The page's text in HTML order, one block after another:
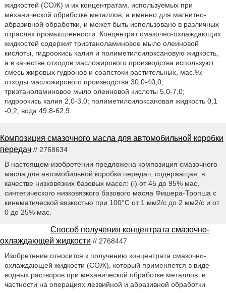
жидкостей (СОЖ) и их концентратам, используемых при
механической обработке металлов, а именно для магнитно-
абразивной обработки, и может быть использовано в различных
отраслях промышленности. Концентрат смазочно-охлаждающих
жидкостей содержит триэтаноламиновое мыло олеиновой
кислоты, гидроокись калия и полиметилсилоксановую жидкость,
а в качестве отходов масложирового производства используют
смесь жировых гудронов и соапстоки растительных, мас.%:
отходы масложирового производства 30,0-40,0;
триэтаноламиновое мыло олеиновой кислоты 5,0-7,0;
гидроокись калия 2,0-3,0; полиметилсилоксановая жидкость 0,1
-0,2; вода 49,8-62,9.
Композиция смазочного масла для автомобильной коробки
передач // 2768634
В настоящем изобретении предложена композиция смазочного
масла для автомобильной коробки передач, содержащая: в
качестве низковязких базовых масел: (i) от 45 до 95% мас.
синтетического низковязкого базового масла Фишера-Тропша с
кинематической вязкостью при 100°С от 1 мм2/с до 2 мм2/с и от
0 до 25% мас.
Способ получения концентрата смазочно-
охлаждающей жидкости // 2768447
Изобретение относится к получению концентрата смазочно-
охлаждающей жидкости (СОЖ), который применяется в виде
водных растворов при механической обработке металлов, в
частности на операциях лезвийной и абразивной обработки